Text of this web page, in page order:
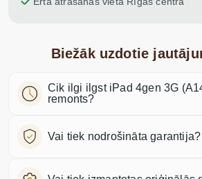
Biežāk uzdotie
Cik ilgi ilgst iPad 4gen 3G
remonts?
Vai tiek nodrošināta garantija?